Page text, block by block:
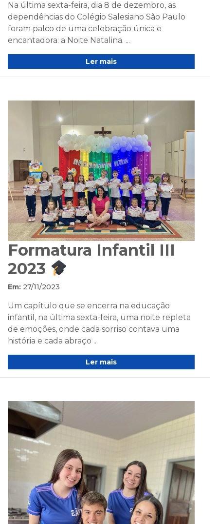
Na última sexta-feira, dia 8 de dezembro, as
dependências do Colégio Salesiano São Paulo
foram palco de uma celebração única e
encantadora: a Noite Natalina. ...
Ler mais
Formatura Infantil III
2023
Em: 27/11/2023
Um capítulo que se encerra na educação
infantil, na última sexta-feira, uma noite repleta
de emoções, onde cada sorriso contava uma
história e cada abraço ...
Ler mais